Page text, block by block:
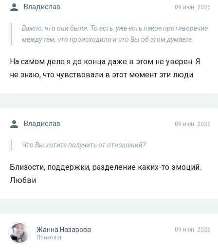
09 июн. 2026
Владислав
Важно, что они были. То есть, уже есть некое противоречие
между тем, что происходило и что Вы об этом думаете.
На самом деле я до конца даже в этом не уверен. Я
не знаю, что чувствовали в этот момент эти люди.
09 июн. 2026
Владислав
Что Вы хотите получить от отношений?
Близости, поддержки, разделение каких-то эмоций.
Любви
09 июн. 2026
Жанна Назарова
Психолог